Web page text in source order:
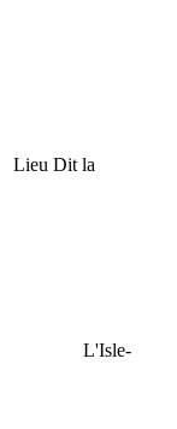
Lieu Dit la
L'Isle-